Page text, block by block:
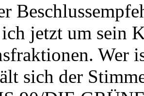
jetzt um sein
Wer
sich der